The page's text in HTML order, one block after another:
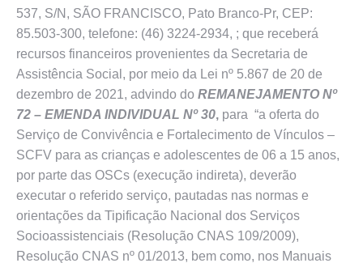
537, S/N, SÃO FRANCISCO, Pato Branco-Pr, CEP:
85.503-300, telefone: (46) 3224-2934, ; que receberá
recursos financeiros provenientes da Secretaria de
Assistência Social, por meio da Lei nº 5.867 de 20 de
dezembro de 2021, advindo do REMANEJAMENTO Nº
72 – EMENDA INDIVIDUAL Nº 30, para “a oferta do
Serviço de Convivência e Fortalecimento de Vínculos –
SCFV para as crianças e adolescentes de 06 a 15 anos,
por parte das OSCs (execução indireta), deverão
executar o referido serviço, pautadas nas normas e
orientações da Tipificação Nacional dos Serviços
Socioassistenciais (Resolução CNAS 109/2009),
Resolução CNAS nº 01/2013, bem como, nos Manuais